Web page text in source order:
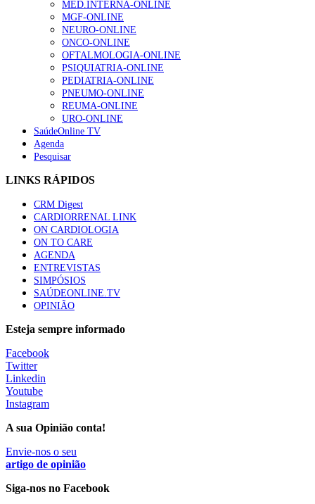
Quase quatro em cada dez doentes com enfarte
apresentavam níveis elevados de Lp(a), revela estudo
86 visualizações
“Os programas de rastreio do cancro do pulmão são
custo-efetivos e representam um investimento
sustentável para os sistemas de saúde”
66 visualizações
mama triplo negativo metastático em doentes não
elegíveis para inibidores PD-(L)1
61 visualizações
Especialistas defendem mais potássio na alimentação
para ajudar a controlar a hipertensão
57 visualizações
MAIS NOTÍCIAS
Sindicato diz que nova carreira de médicos dentistas reforça
estabilidade no SNS
6 Ago, 2026
Mais de 400 utentes beneficiaram de comparticipação reforçada
para tratamentos de infertilidade na Madeira
MED.INTERNA-ONLINE
MGF-ONLINE
NEURO-ONLINE
ONCO-ONLINE
OFTALMOLOGIA-ONLINE
PSIQUIATRIA-ONLINE
PEDIATRIA-ONLINE
PNEUMO-ONLINE
REUMA-ONLINE
URO-ONLINE
SaúdeOnline TV
Agenda
Pesquisar
LINKS RÁPIDOS
CRM Digest
CARDIORRENAL LINK
ON CARDIOLOGIA
ON TO CARE
AGENDA
ENTREVISTAS
SIMPÓSIOS
SAÚDEONLINE.TV
OPINIÃO
Esteja sempre informado
Facebook
Twitter
Linkedin
Youtube
Instagram
A sua Opinião conta!
Envie-nos o seu
artigo de opinião
Siga-nos no Facebook